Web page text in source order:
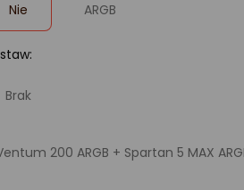
Nie ARGB
Brak
200 ARGB + Spartan 5 MAX